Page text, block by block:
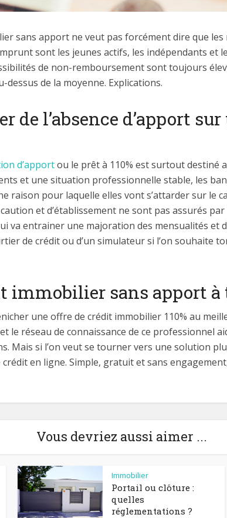
sans apport ne veut pas forcément dire que
sont les jeunes actifs, les indépendants et
de non-remboursement sont toujours
dessus de la moyenne. Explications.
de l’absence d’apport
d’apportou le prêt à 110% est surtout destiné
et une situation professionnelle stable, les
raison pour laquelle elles vont s’attarder sur le
et d’établissement ne sont pas assurés
va entrainer une majoration des mensualités et
de crédit ou d’un simulateur si l’on souhaite
immobilier sans apport à
une offre de crédit immobilier 110% au
le réseau de connaissance de ce professionnel
Mais si l’on veut se tourner vers une solution
en ligne. Simple, gratuit et sans
Vous devriez aussi aimer ...
Immobilier
Portail ou clôture :
quelles
réglementations ?